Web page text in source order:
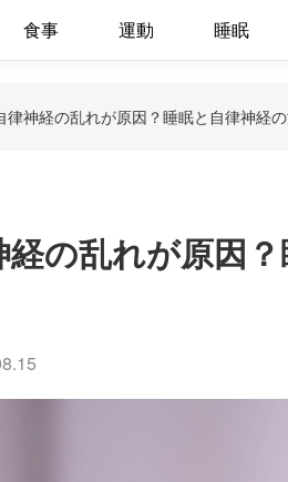
食事 運動 睡眠
律神経の乱れが原因？睡眠と自律神経
の乱れが原因